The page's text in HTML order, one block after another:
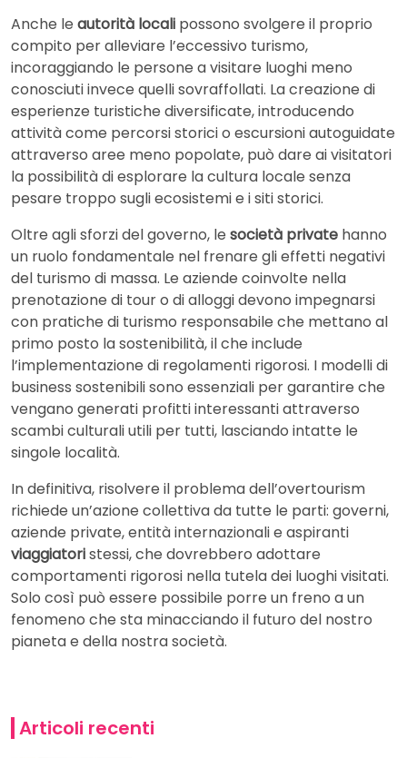
Anche le autorità locali possono svolgere il proprio
compito per alleviare l’eccessivo turismo,
incoraggiando le persone a visitare luoghi meno
conosciuti invece quelli sovraffollati. La creazione di
esperienze turistiche diversificate, introducendo
attività come percorsi storici o escursioni autoguidate
attraverso aree meno popolate, può dare ai visitatori
la possibilità di esplorare la cultura locale senza
pesare troppo sugli ecosistemi e i siti storici.
Oltre agli sforzi del governo, le società private hanno
un ruolo fondamentale nel frenare gli effetti negativi
del turismo di massa. Le aziende coinvolte nella
prenotazione di tour o di alloggi devono impegnarsi
con pratiche di turismo responsabile che mettano al
primo posto la sostenibilità, il che include
l’implementazione di regolamenti rigorosi. I modelli di
business sostenibili sono essenziali per garantire che
vengano generati profitti interessanti attraverso
scambi culturali utili per tutti, lasciando intatte le
singole località.
In definitiva, risolvere il problema dell’overtourism
richiede un’azione collettiva da tutte le parti: governi,
aziende private, entità internazionali e aspiranti
viaggiatoristessi, che dovrebbero adottare
comportamenti rigorosi nella tutela dei luoghi visitati.
Solo così può essere possibile porre un freno a un
fenomeno che sta minacciando il futuro del nostro
pianeta e della nostra società.
Articoli recenti